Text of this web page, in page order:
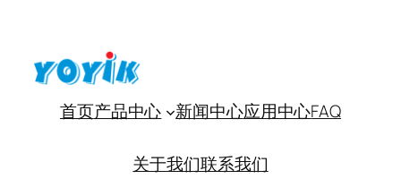
首页产品中心 新闻中心应用中心FAQ
关于我们联系我们